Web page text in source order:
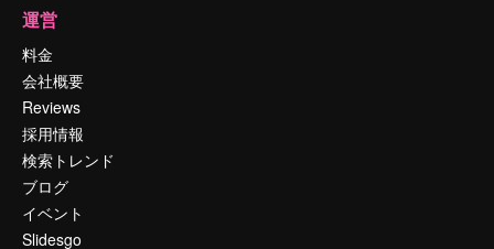
運営
料金
会社概要
Reviews
採用情報
検索トレンド
ブログ
イベント
Slidesgo